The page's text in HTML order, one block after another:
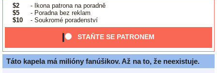
$2
- Ikona patrona na poradně
$5
- Poradna bez reklam
$10
- Soukromé poradenství
STAŇTE SE PATRONEM
Táto kapela má milióny fanúšikov. Až na to, že neexistuje.